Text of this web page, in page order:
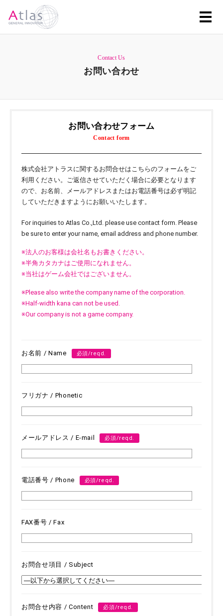
Contact Us
お問い合わせ
お問い合わせフォーム
Contact form
株式会社アトラスに関するお問合せはこちらのフォームをご
利用ください。ご返信させていただく場合に必要となります
ので、お名前、メールアドレスまたはお電話番号は必ず明記
していただきますようにお願いいたします。
For inquiries to Atlas Co.,Ltd. please use contact form. Please
be sure to enter your name, email address and phone number.
※法人のお客様は会社名もお書きください。
※半角カタカナはご使用になれません。
※当社はゲーム会社ではございません。
※Please also write the company name of the corporation.
※Half-width kana can not be used.
※Our company is not a game company.
お名前 / Name 必須/reqd.
フリガナ / Phonetic
メールアドレス / E-mail 必須/reqd.
電話番号 / Phone 必須/reqd.
FAX番号 / Fax
お問合せ項目 / Subject
お問合せ内容 / Content 必須/reqd.